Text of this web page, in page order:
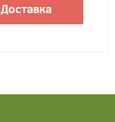
Доставка